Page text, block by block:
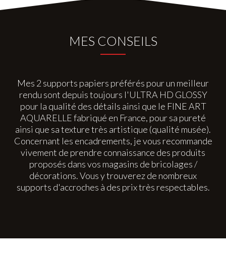
MES CONSEILS
Mes 2 supports papiers préférés pour un meilleur
rendu sont depuis toujours l'ULTRA HD GLOSSY
pour la qualité des détails ainsi que le FINE ART
AQUARELLE fabriqué en France, pour sa pureté
ainsi que sa texture très artistique (qualité musée).
Concernant les encadrements, je vous recommande
vivement de prendre connaissance des produits
proposés dans vos magasins de bricolages /
décorations. Vous y trouverez de nombreux
supports d'accroches à des prix très respectables.